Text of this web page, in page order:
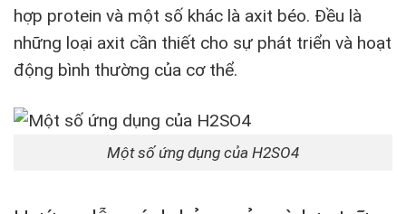
hợp protein và một số khác là axit béo. Đều là
những loại axit cần thiết cho sự phát triển và hoạt
động bình thường của cơ thể.
Một số ứng dụng của H2SO4